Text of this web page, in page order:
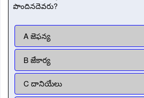
పొందినదెవరు?
A జెఫన్య
B జేకార్య
C దానియేలు